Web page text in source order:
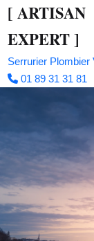
[ ARTISAN
EXPERT]
Serrurier Plombier
01 89 31 31 81